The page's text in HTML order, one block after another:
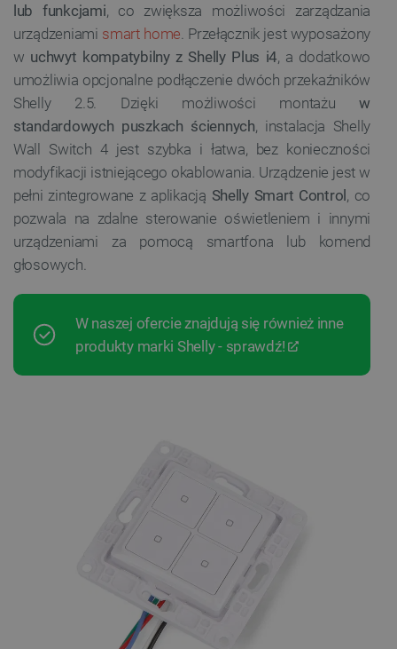
lub funkcjami, co zwiększa możliwości zarządzania
urządzeniami smart home . Przełącznik jest wyposażony
w uchwyt kompatybilny z Shelly Plus i4, a dodatkowo
umożliwia opcjonalne podłączenie dwóch przekaźników
Shelly 2.5. Dzięki możliwości montażuw
standardowych puszkach ściennych, instalacja Shelly
Wall Switch 4 jest szybka i łatwa, bez konieczności
modyfikacji istniejącego okablowania. Urządzenie jest w
pełni zintegrowane z aplikacją Shelly Smart Control, co
pozwala na zdalne sterowanie oświetleniem i innymi
urządzeniami za pomocą smartfona lub komend
głosowych.
W naszej ofercie znajdują się również inne
produkty marki Shelly - sprawdź!